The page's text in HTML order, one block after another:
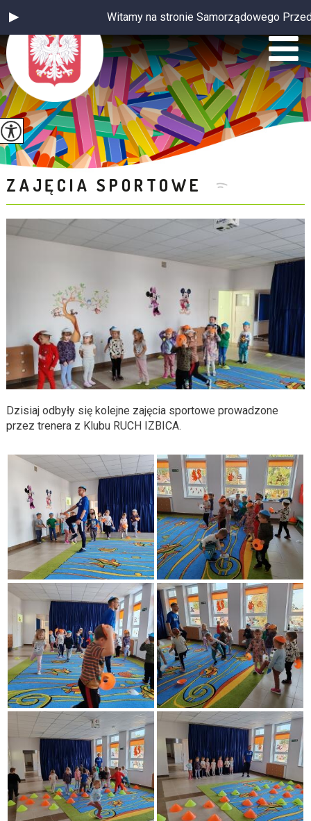
Witamy na stronie Samorządowego
ZAJĘCIA SPORTOWE
Dzisiaj odbyły się kolejne zajęcia sportowe prowadzone
przez trenera z Klubu RUCH IZBICA.